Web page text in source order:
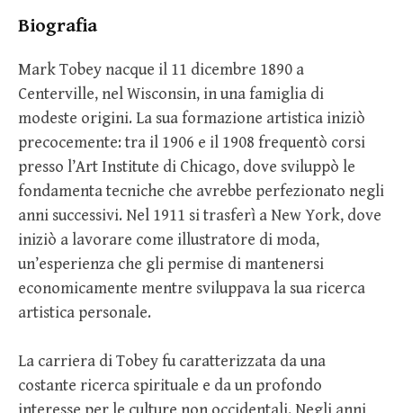
Biografia
Mark Tobey nacque il 11 dicembre 1890 a
Centerville, nel Wisconsin, in una famiglia di
modeste origini. La sua formazione artistica iniziò
precocemente: tra il 1906 e il 1908 frequentò corsi
presso l’Art Institute di Chicago, dove sviluppò le
fondamenta tecniche che avrebbe perfezionato negli
anni successivi. Nel 1911 si trasferì a New York, dove
iniziò a lavorare come illustratore di moda,
un’esperienza che gli permise di mantenersi
economicamente mentre sviluppava la sua ricerca
artistica personale.
La carriera di Tobey fu caratterizzata da una
costante ricerca spirituale e da un profondo